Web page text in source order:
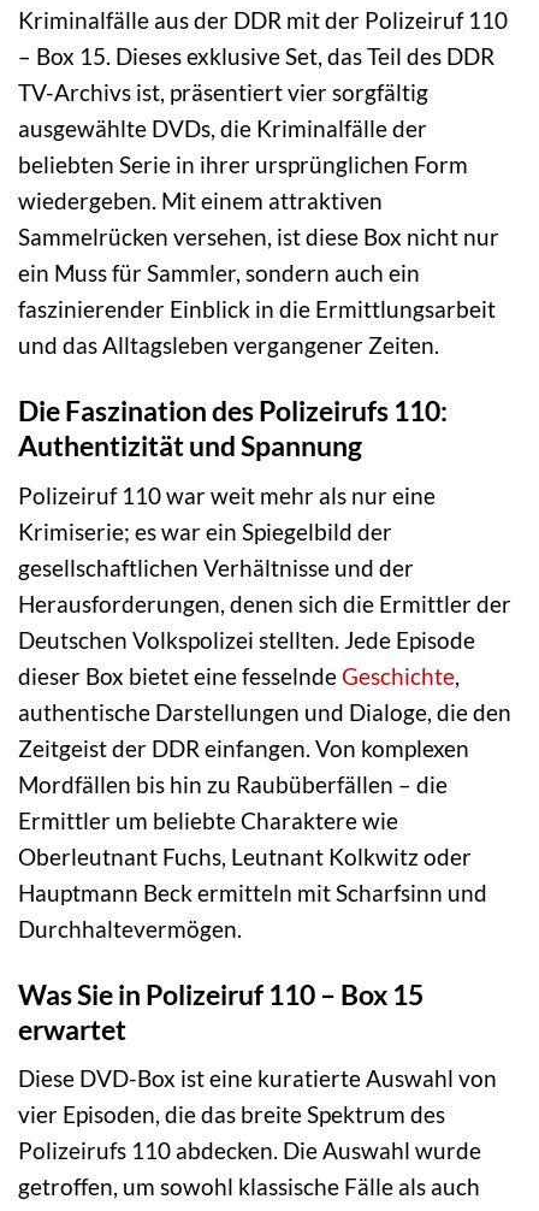
Kriminalfälle aus der DDR mit der Polizeiruf 110
– Box 15. Dieses exklusive Set, das Teil des DDR
TV-Archivs ist, präsentiert vier sorgfältig
ausgewählte DVDs, die Kriminalfälle der
beliebten Serie in ihrer ursprünglichen Form
wiedergeben. Mit einem attraktiven
Sammelrücken versehen, ist diese Box nicht nur
ein Muss für Sammler, sondern auch ein
faszinierender Einblick in die Ermittlungsarbeit
und das Alltagsleben vergangener Zeiten.
Die Faszination des Polizeirufs 110:
Authentizität und Spannung
Polizeiruf 110 war weit mehr als nur eine
Krimiserie; es war ein Spiegelbild der
gesellschaftlichen Verhältnisse und der
Herausforderungen, denen sich die Ermittler der
Deutschen Volkspolizei stellten. Jede Episode
dieser Box bietet eine fesselndeGeschichte
authentische Darstellungen und Dialoge, die den
Zeitgeist der DDR einfangen. Von komplexen
Mordfällen bis hin zu Raubüberfällen – die
Ermittler um beliebte Charaktere wie
Oberleutnant Fuchs, Leutnant Kolkwitz oder
Hauptmann Beck ermitteln mit Scharfsinn und
Durchhaltevermögen.
Was Sie in Polizeiruf 110 – Box 15
erwartet
Diese DVD-Box ist eine kuratierte Auswahl von
vier Episoden, die das breite Spektrum des
Polizeirufs 110 abdecken. Die Auswahl wurde
getroffen, um sowohl klassische Fälle als auch